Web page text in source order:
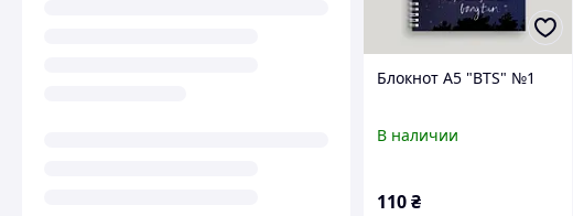
Блокнот А5 "BTS" №1
В наличии
110₴